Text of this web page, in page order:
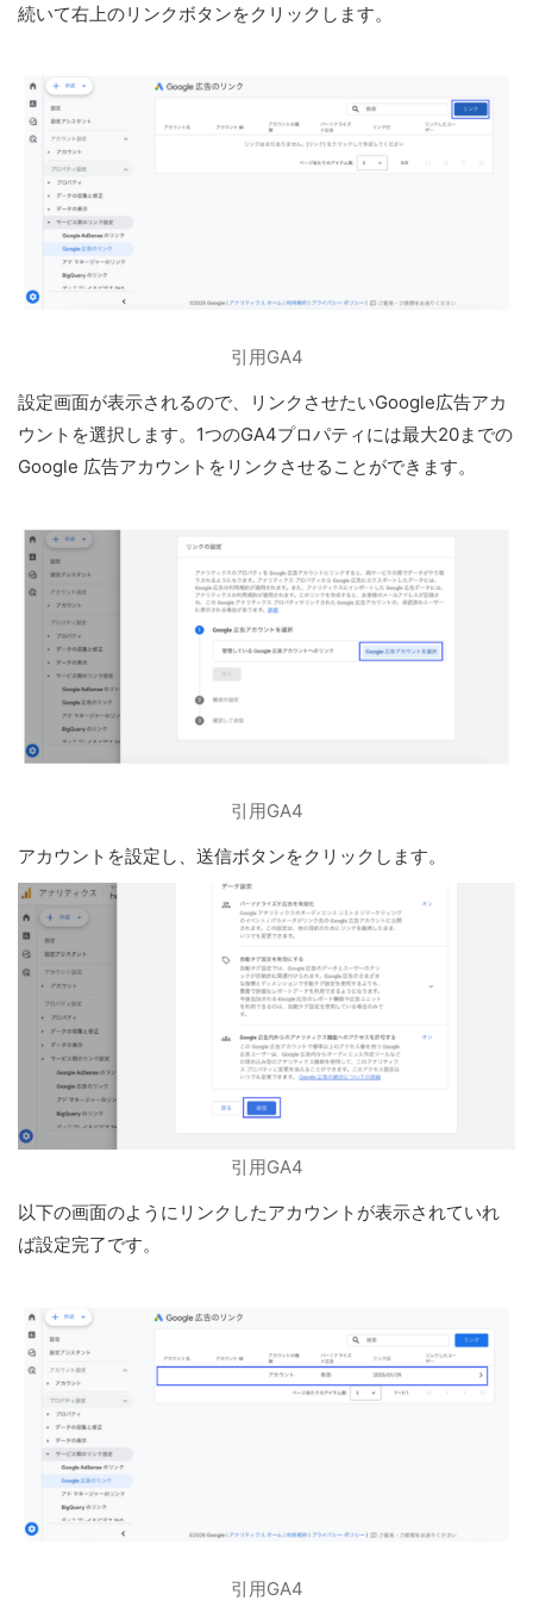
続いて右上のリンクボタンをクリックします。
引用GA4
設定画面が表示されるので、リンクさせたいGoogle広告アカ
ウントを選択します。1つのGA4プロパティには最大20までの
Google 広告アカウントをリンクさせることができます。
引用GA4
アカウントを設定し、送信ボタンをクリックします。
引用GA4
以下の画面のようにリンクしたアカウントが表示されていれ
ば設定完了です。
引用GA4